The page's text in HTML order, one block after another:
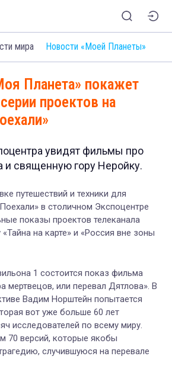
мира Новости «Моей Планеты»
Планета» покажет
проектов на
увидят фильмы про
и священную гору Неройку.
путешествий и техники для
в столичном Экспоцентре
показы проектов телеканала
на карте» и «Россия вне зоны
1 состоится показ фильма
мертвецов, или перевал Дятлова». В
Вадим Норштейн попытается
вот уже больше 60 лет
исследователей по всему миру.
70 версий, которые якобы
случившуюся на перевале